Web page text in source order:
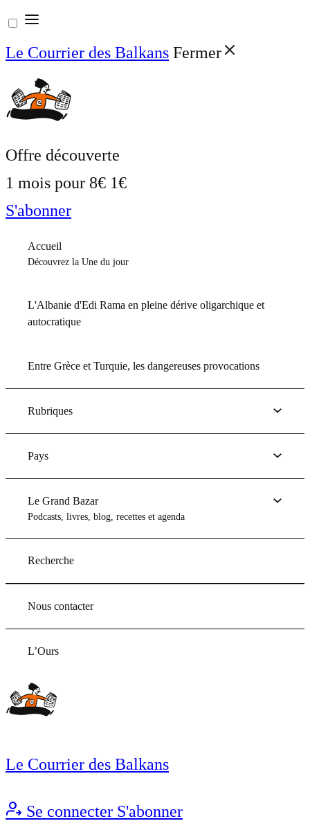
Aller
au
contenu
Le Courrier des Balkans Fermer
Offre découverte
1 mois pour 8€ 1€
S'abonner
Accueil
Découvrez la Une du jour
L'Albanie d'Edi Rama en pleine dérive oligarchique et
autocratique
Entre Grèce et Turquie, les dangereuses provocations
Rubriques
Pays
Le Grand Bazar
Podcasts, livres, blog, recettes et agenda
Recherche
Nous contacter
L’Ours
Le Courrier des Balkans
Se connecter S'abonner